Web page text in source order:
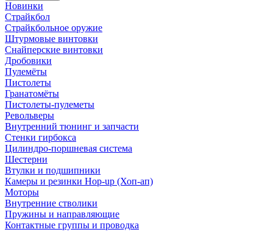
Новинки
Страйкбол
Страйкбольное оружие
Штурмовые винтовки
Снайперские винтовки
Дробовики
Пулемёты
Пистолеты
Гранатомёты
Пистолеты-пулеметы
Револьверы
Внутренний тюнинг и запчасти
Стенки гирбокса
Цилиндро-поршневая система
Шестерни
Втулки и подшипники
Камеры и резинки Hop-up (Хоп-ап)
Моторы
Внутренние стволики
Пружины и направляющие
Контактные группы и проводка